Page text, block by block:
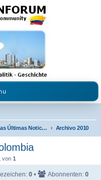
in Kolumbien und Venezuela.
Las Últimas Noticias en Español Archivo 2010
von 1
0 • Abonnenten: 0